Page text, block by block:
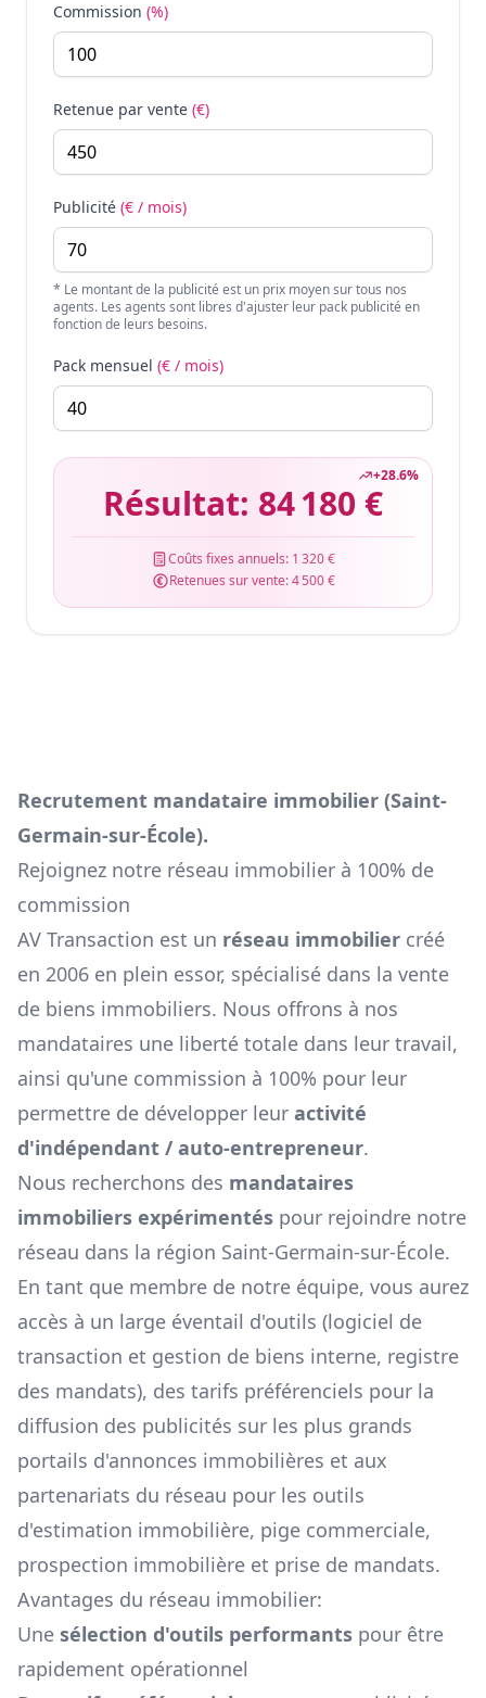
Commission (%)
Retenue par vente (€)
Publicité (€ / mois)
* Le montant de la publicité est un prix moyen sur tous nos
agents. Les agents sont libres d'ajuster leur pack publicité en
fonction de leurs besoins.
Pack mensuel (€ / mois)
+28.6%
Résultat: 84 180 €
Coûts fixes annuels: 1 320 €
Retenues sur vente:4 500 €
Recrutement mandataire immobilier (Saint-
Germain-sur-École).
Rejoignez notre réseau immobilier à 100% de
commission
AV Transaction est un réseau immobilier créé
en 2006 en plein essor, spécialisé dans la vente
de biens immobiliers. Nous offrons à nos
mandataires une liberté totale dans leur travail,
ainsi qu'une commission à 100% pour leur
permettre de développer leur activité
d'indépendant / auto-entrepreneur.
Nous recherchons des mandataires
immobiliers expérimentés pour rejoindre notre
réseau dans la région Saint-Germain-sur-École.
En tant que membre de notre équipe, vous aurez
accès à un large éventail d'outils (logiciel de
transaction et gestion de biens interne, registre
des mandats), des tarifs préférenciels pour la
diffusion des publicités sur les plus grands
portails d'annonces immobilières et aux
partenariats du réseau pour les outils
d'estimation immobilière, pige commerciale,
prospection immobilière et prise de mandats.
Avantages du réseau immobilier:
Une sélection d'outils performants pour être
rapidement opérationnel